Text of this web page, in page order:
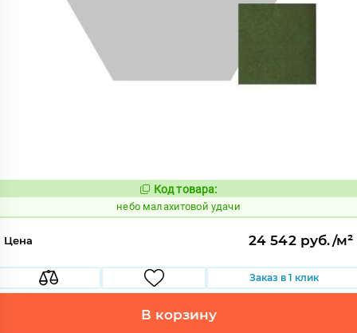
Код:
1115985
Код товара:
небо малахитовой удачи
Цена 24 542 руб./м²
Заказ в 1 клик
В корзину